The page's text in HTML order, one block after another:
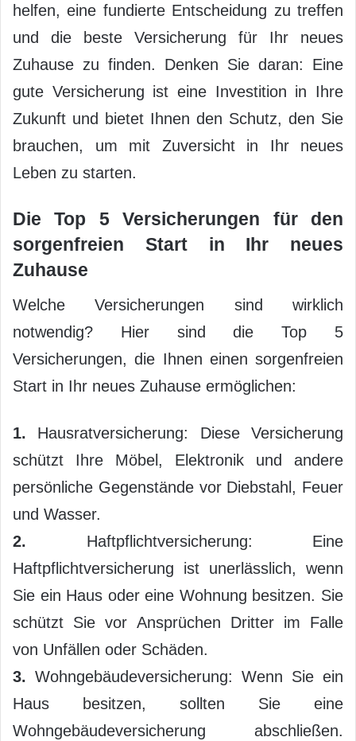
helfen, eine fundierte Entscheidung zu treffen
und die beste Versicherung für Ihr neues
Zuhause zu finden. Denken Sie daran: Eine
gute Versicherung ist eine Investition in Ihre
Zukunft und bietet Ihnen den Schutz, den Sie
brauchen, um mit Zuversicht in Ihr neues
Leben zu starten.
Die Top 5 Versicherungen für den
sorgenfreien Start in Ihr neues
Zuhause
Welche Versicherungen sind wirklich
notwendig? Hier sind die Top 5
Versicherungen, die Ihnen einen sorgenfreien
Start in Ihr neues Zuhause ermöglichen:
1. Hausratversicherung: Diese Versicherung
schützt Ihre Möbel, Elektronik und andere
persönliche Gegenstände vor Diebstahl, Feuer
und Wasser.
2. Haftpflichtversicherung: Eine
Haftpflichtversicherung ist unerlässlich, wenn
Sie ein Haus oder eine Wohnung besitzen. Sie
schützt Sie vor Ansprüchen Dritter im Falle
von Unfällen oder Schäden.
3. Wohngebäudeversicherung: Wenn Sie ein
Haus besitzen, sollten Sie eine
Wohngebäudeversicherung abschließen.